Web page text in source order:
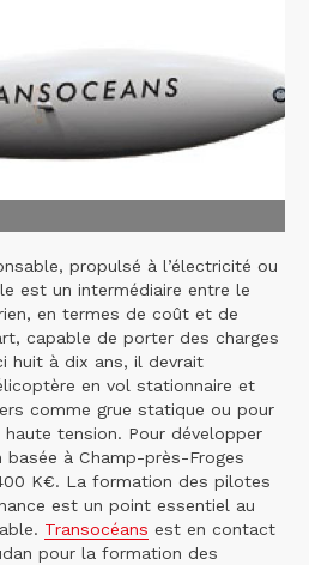
propulsé à l’électricité ou
est un intermédiaire entre le
en termes de coût et de
capable de porter des charges
huit à dix ans, il devrait
en vol stationnaire et
comme grue statique ou pour
tension. Pour développer
à Champ-près-Froges
K€. La formation des pilotes
est un point essentiel au
Transocéans est en contact
pour la formation des